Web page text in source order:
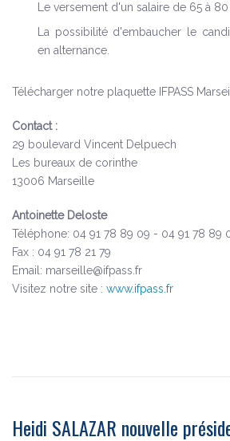
Le versement d'un salaire de 65 à 80
La possibilité d'embaucher le
en alternance.
Télécharger notre plaquette IFPASS
Contact :
29 boulevard Vincent Delpuech
Les bureaux de corinthe
13006 Marseille
Antoinette Deloste
Téléphone: 04 91 78 89 09 - 04 91 78 89
Fax : 04 91 78 21 79
Email: marseille@ifpass.fr
Visitez notre site : www.ifpass.fr
Heidi SALAZAR nouvelle